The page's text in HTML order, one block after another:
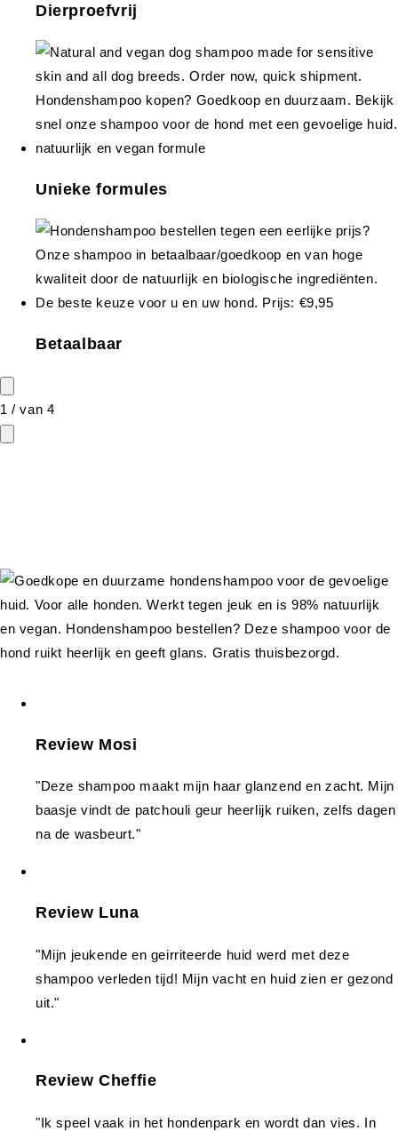
Dierproefvrij
Unieke formules
Betaalbaar
1 /van 4
Review Mosi
"Deze shampoo maakt mijn haar glanzend en zacht. Mijn
baasje vindt de patchouli geur heerlijk ruiken, zelfs dagen
na de wasbeurt."
Review Luna
"Mijn jeukende en geirriteerde huid werd met deze
shampoo verleden tijd! Mijn vacht en huid zien er gezond
uit."
Review Cheffie
"Ik speel vaak in het hondenpark en wordt dan vies. In